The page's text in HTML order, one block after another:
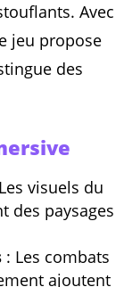
Avec
jeu propose
des
visuels du
des paysages
: Les combats
ajoutent